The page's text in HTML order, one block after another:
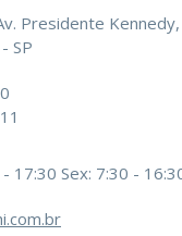
Presidente Kennedy,
SP
- 17:30 Sex: 7:30 -